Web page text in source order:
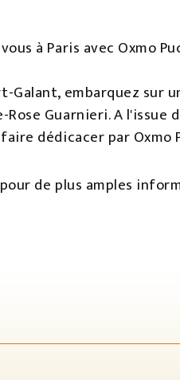
à Paris avec Oxmo
Galant, embarquez
Guarnieri. A
dédicacer par
de plus amples